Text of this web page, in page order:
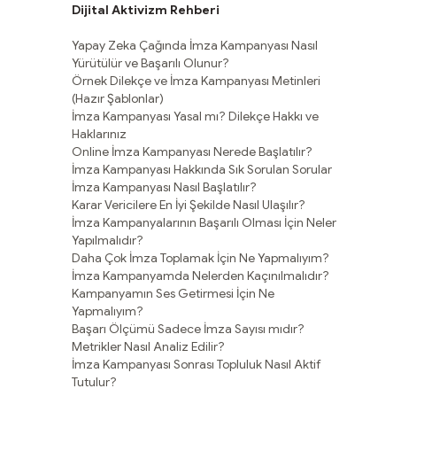
Dijital Aktivizm Rehberi
Yapay Zeka Çağında İmza Kampanyası Nasıl
Yürütülür ve Başarılı Olunur?
Örnek Dilekçe ve İmza Kampanyası Metinleri
(Hazır Şablonlar)
İmza Kampanyası Yasal mı? Dilekçe Hakkı ve
Haklarınız
Online İmza Kampanyası Nerede Başlatılır?
İmza Kampanyası Hakkında Sık Sorulan Sorular
İmza Kampanyası Nasıl Başlatılır?
Karar Vericilere En İyi Şekilde Nasıl Ulaşılır?
İmza Kampanyalarının Başarılı Olması İçin Neler
Yapılmalıdır?
Daha Çok İmza Toplamak İçin Ne Yapmalıyım?
İmza Kampanyamda Nelerden Kaçınılmalıdır?
Kampanyamın Ses Getirmesi İçin Ne
Yapmalıyım?
Başarı Ölçümü Sadece İmza Sayısı mıdır?
Metrikler Nasıl Analiz Edilir?
İmza Kampanyası Sonrası Topluluk Nasıl Aktif
Tutulur?